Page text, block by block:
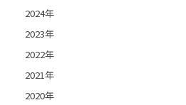
2024年
2023年
2022年
2021年
2020年